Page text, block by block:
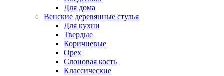
Для дома
Венские деревянные стулья
Для кухни
Твердые
Коричневые
Орех
Слоновая кость
Классические